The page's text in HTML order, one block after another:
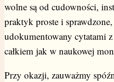
wolne są od cudowności,
praktyk proste i sprawdzone,
udokumentowany cytatami
całkiem jak w naukowej
Przy okazji, zauważmy